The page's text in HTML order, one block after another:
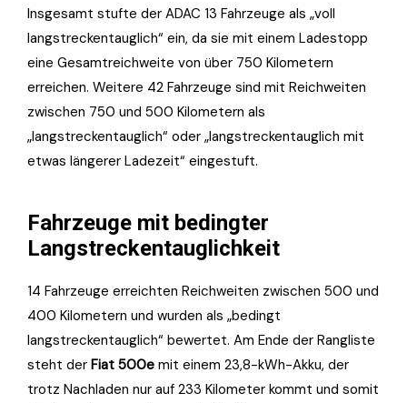
Insgesamt stufte der ADAC 13 Fahrzeuge als „voll
langstreckentauglich“ ein, da sie mit einem Ladestopp
eine Gesamtreichweite von über 750 Kilometern
erreichen. Weitere 42 Fahrzeuge sind mit Reichweiten
zwischen 750 und 500 Kilometern als
„langstreckentauglich“ oder „langstreckentauglich mit
etwas längerer Ladezeit“ eingestuft.
Fahrzeuge mit bedingter
Langstreckentauglichkeit
14 Fahrzeuge erreichten Reichweiten zwischen 500 und
400 Kilometern und wurden als „bedingt
langstreckentauglich“ bewertet. Am Ende der Rangliste
steht der Fiat 500e mit einem 23,8-kWh-Akku, der
trotz Nachladen nur auf 233 Kilometer kommt und somit